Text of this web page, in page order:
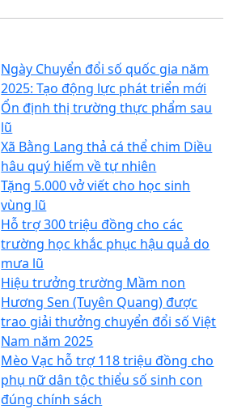
Ngày Chuyển đổi số quốc gia năm
2025: Tạo động lực phát triển mới
Ổn định thị trường thực phẩm sau
lũ
Xã Bằng Lang thả cá thể chim Diều
hâu quý hiếm về tự nhiên
Tặng 5.000 vở viết cho học sinh
vùng lũ
Hỗ trợ 300 triệu đồng cho các
trường học khắc phục hậu quả do
mưa lũ
Hiệu trưởng trường Mầm non
Hương Sen (Tuyên Quang) được
trao giải thưởng chuyển đổi số Việt
Nam năm 2025
Mèo Vạc hỗ trợ 118 triệu đồng cho
phụ nữ dân tộc thiểu số sinh con
đúng chính sách